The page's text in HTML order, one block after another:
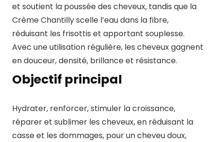
et soutient la poussée des cheveux, tandis que la
Crème Chantilly scelle l’eau dans la fibre,
réduisant les frisottis et apportant souplesse.
Avec une utilisation régulière, les cheveux gagnent
en douceur, densité, brillance et résistance.
Objectif principal
Hydrater, renforcer, stimuler la croissance,
réparer et sublimer les cheveux, en réduisant la
casse et les dommages, pour un cheveu doux,